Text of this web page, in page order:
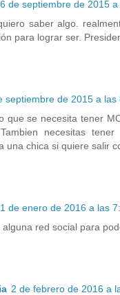
de septiembre de 2015
saber algo.
para lograr ser.
septiembre de 2015 a las
que se necesita tener
necesitas tener
una chica si quiere salir
de enero de 2016 a las
alguna red social para
2 de febrero de 2016 a